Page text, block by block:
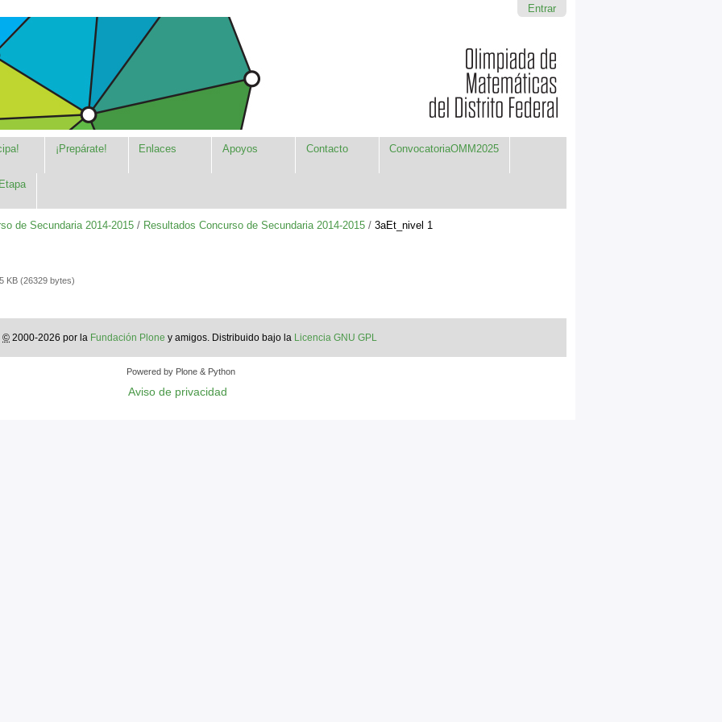
Entrar
¡Prepárate! Enlaces Apoyos Contacto ConvocatoriaOMM2025
de Secundaria 2014-2015 / Resultados Concurso de Secundaria 2014-2015 /3aEt_nivel 1
KB (26329 bytes)
© 2000-2026 por la Fundación Plone y amigos. Distribuido bajo la Licencia GNU GPL
Powered by Plone & Python
Aviso de privacidad